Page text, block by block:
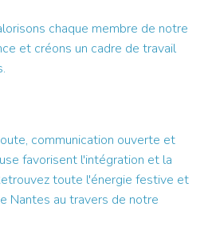
chaque membre de notre
et créons un cadre de travail
communication ouverte et
favorisent l'intégration et la
toute l'énergie festive et
Nantes au travers de notre